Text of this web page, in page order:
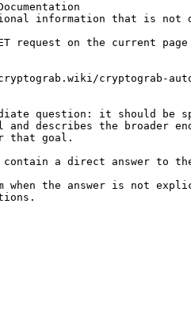
information that is not
request on the current
cryptograb-
question: it should be
describes the broader
that goal.
a direct answer to
when the answer is not